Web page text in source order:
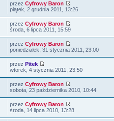
przezCyfrowy Baron
piątek, 2 grudnia 2011, 13:26
przezCyfrowy Baron
środa, 6 lipca 2011, 15:59
przezCyfrowy Baron
poniedziałek, 31 stycznia 2011, 23:00
przezPitek
wtorek, 4 stycznia 2011, 23:50
przezCyfrowy Baron
sobota, 23 października 2010, 10:44
przezCyfrowy Baron
środa, 14 lipca 2010, 13:28